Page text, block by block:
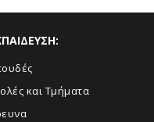
και Τμήματα